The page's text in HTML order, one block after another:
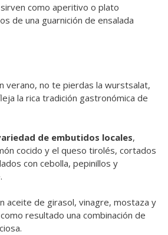
como aperitivo o plato
de una guarnición de ensalada
verano, no te pierdas la wurstsalat,
la rica tradición gastronómica de
de embutidos locales,
cocido y el queso tirolés, cortados
con cebolla, pepinillos y
aceite de girasol, vinagre, mostaza y
resultado una combinación de